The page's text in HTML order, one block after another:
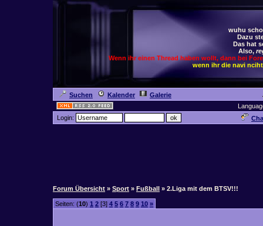
wuhu
Dazu
Das hat
Also,
Wenn ihr einen Thread haben wollt, dann bei
wenn ihr die navi
Suchen Kalender
Galerie
Login:
Forum Übersicht » Sport » Fußball » 2.Liga mit dem BTSV!!!
Seiten: (10) 1 2 [3] 4 5 6 7 8 9 10 »